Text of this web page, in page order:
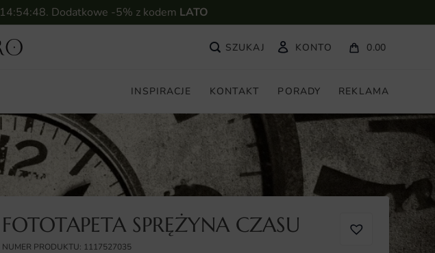
14:54:47. Dodatkowe -5% z kodem LATO
KONTO 0.00
INSPIRACJE KONTAKT PORADY REKLAMA
FOTOTAPETA SPRĘŻYNA CZASU
NUMER PRODUKTU: 1117527035